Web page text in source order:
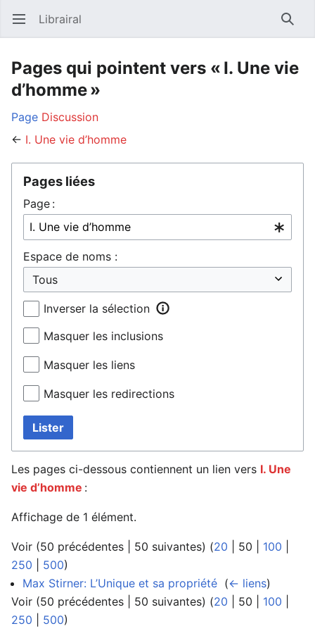
Ouvrir le menu principal Librairal
Pages qui pointent vers « I. Une vie
d’homme »
Page Discussion
← I. Une vie d’homme
Pages liées
Page :
Espace de noms :
Inverser la sélection
Masquer les inclusions
Masquer les liens
Masquer les redirections
Lister
Les pages ci-dessous contiennent un lien vers I. Une
vie d’homme :
Affichage de 1 élément.
Voir (50 précédentes 50 suivantes) (20 50 100
250
500)
Max Stirner: L’Unique et sa propriété (← liens)
Voir (50 précédentes 50 suivantes) (20 50 100
250
500)